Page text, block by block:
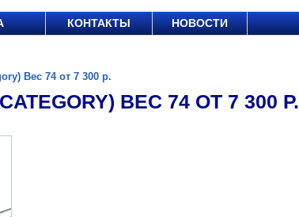
КОНТАКТЫ НОВОСТИ
Вес 74 от 7 300 р.
ВЕС 74 ОТ 7 300 Р.